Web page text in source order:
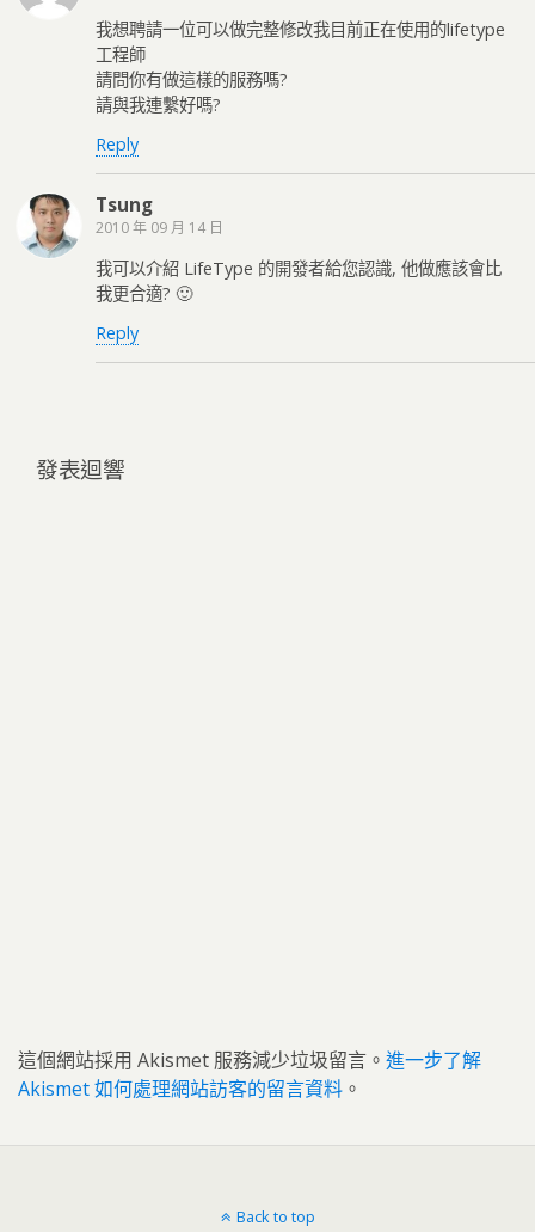
我想聘請一位可以做完整修改我目前正在使用的lifetype
工程師
請問你有做這樣的服務嗎?
請與我連繫好嗎?
Reply
Tsung
2010 年 09 月 14 日
我可以介紹 LifeType 的開發者給您認識, 他做應該會比
我更合適? 🙂
Reply
發表迴響
這個網站採用 Akismet 服務減少垃圾留言。 進一步了解
Akismet 如何處理網站訪客的留言資料 。
Back to top